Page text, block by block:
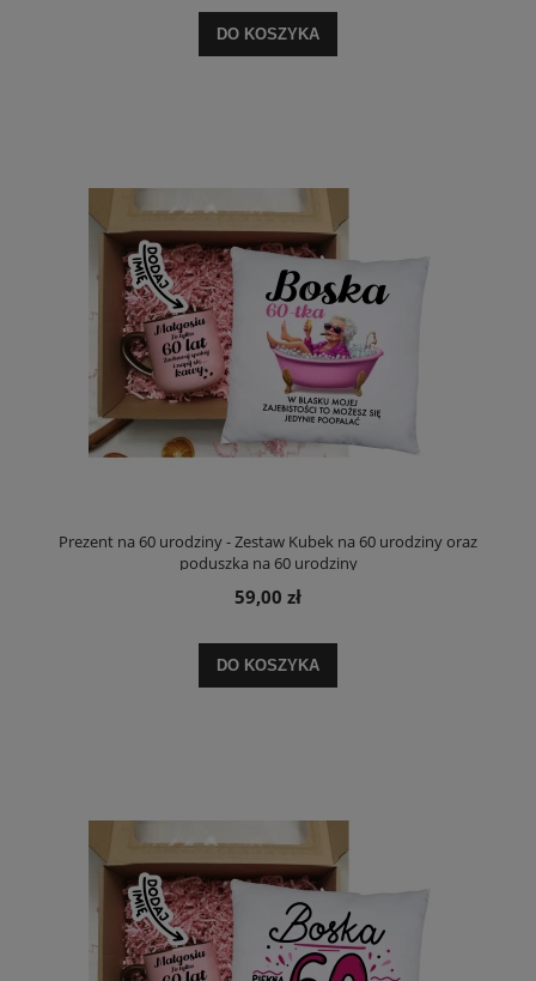
DO KOSZYKA
Prezent na 60 urodziny - Zestaw Kubek na 60 urodziny oraz
poduszka na 60 urodziny
59,00 zł
DO KOSZYKA